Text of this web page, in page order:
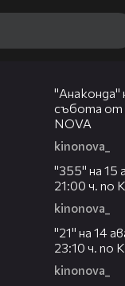
"Анаконда"
събота от
NOVA
kinonova_
"355" на 15
21:00 ч. по
kinonova_
"21" на 14
23:10 ч. по
kinonova_